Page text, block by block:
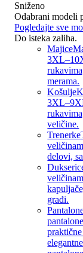
Sniženo
Odabrani modeli
Pogledajte sve
Do isteka zaliha.
Majice
merama.
Košulje
veličine.
Trenerke
delovi,
građi.